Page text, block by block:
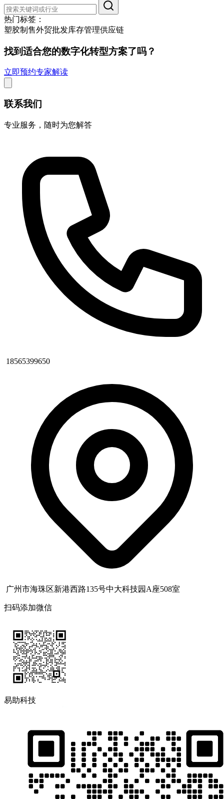
热门标签：
塑胶制售外贸批发库存管理供应链
找到适合您的数字化转型方案了吗？
立即预约专家解读
联系我们
专业服务，随时为您解答
18565399650
广州市海珠区新港西路135号中大科技园A座508室
扫码添加微信
易助科技